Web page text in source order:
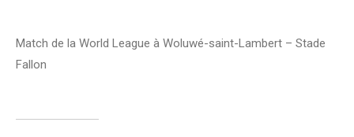
Match de la World League à Woluwé-saint-Lambert – Stade
Fallon